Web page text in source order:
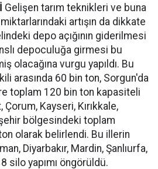
Gelişen tarım teknikleri ve buna
artışın da dikkate
depo açığının giderilmesi
depoculuğa girmesi bu
olacağına vurgu yapıldı. Bu
arasında 60 bin ton, Sorgun'da
toplam 120 bin ton kapasiteli
Kayseri, Kırıkkale,
bölgesindeki toplam
olarak belirlendi. Bu illerin
Diyarbakır, Mardin, Şanlıurfa,
silo yapımı öngörüldü.